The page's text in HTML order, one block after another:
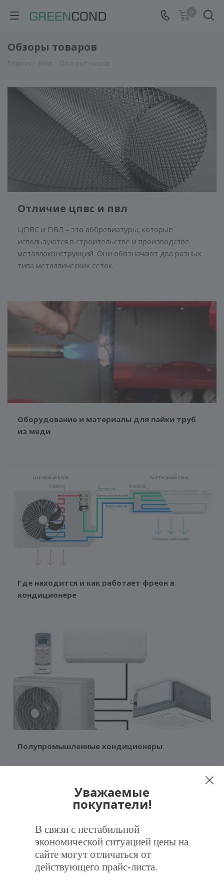
Обзоры товаров
Отличие цпвс и пвл
ЦПВС и ПВЛ - это аббревиатуры, которые
используются в строительстве и производстве
металлоконструкций. Они обозначают два разных
типа металлических сеток.
Оборудование и материалы для пайки труб
из меди
Где находится и как работает фреон в
кондиционере
Полупромышленные кондиционеры
Уважаемые
покупатели!
В связи с нестабильной
экономической ситуацией цены на
сайте могут отличаться от
действующего прайс-листа.